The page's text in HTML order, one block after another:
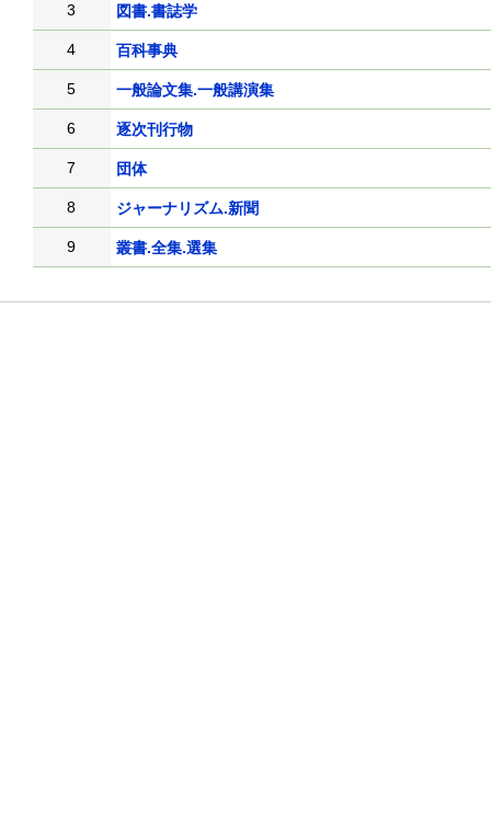
3 図書.書誌学
4 百科事典
5 一般論文集.一般講演集
6 逐次刊行物
7 団体
8 ジャーナリズム.新聞
9 叢書.全集.選集